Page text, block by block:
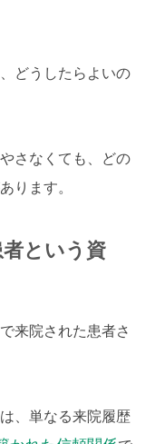
どうしたらよいの
さなくても、どの
ります。
という資
来院された患者さ
、単なる来院履歴